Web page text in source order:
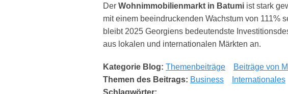
Der Wohnimmobilienmarkt in Batumi ist stark
mit einem beeindruckenden Wachstum von 111%
bleibt 2025 Georgiens bedeutendste
aus lokalen und internationalen Märkten an.
Kategorie Blog: Themenbeiträge
Beiträge von
Themen des Beitrags: Business Internationales
Schlagwörter: